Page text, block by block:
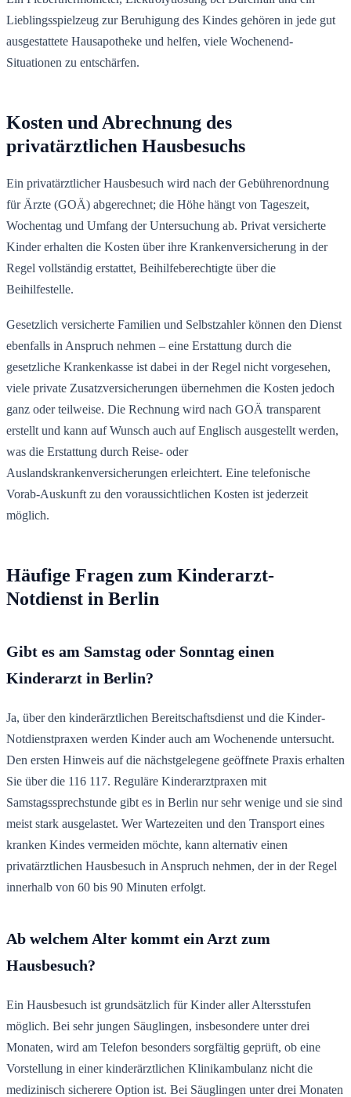
Lieblingsspielzeug zur Beruhigung des Kindes gehören in jede gut
ausgestattete Hausapotheke und helfen, viele Wochenend-
Situationen zu entschärfen.
Kosten und Abrechnung des
privatärztlichen Hausbesuchs
Ein privatärztlicher Hausbesuch wird nach der Gebührenordnung
für Ärzte (GOÄ) abgerechnet; die Höhe hängt von Tageszeit,
Wochentag und Umfang der Untersuchung ab. Privat versicherte
Kinder erhalten die Kosten über ihre Krankenversicherung in der
Regel vollständig erstattet, Beihilfeberechtigte über die
Beihilfestelle.
Gesetzlich versicherte Familien und Selbstzahler können den Dienst
ebenfalls in Anspruch nehmen – eine Erstattung durch die
gesetzliche Krankenkasse ist dabei in der Regel nicht vorgesehen,
viele private Zusatzversicherungen übernehmen die Kosten jedoch
ganz oder teilweise. Die Rechnung wird nach GOÄ transparent
erstellt und kann auf Wunsch auch auf Englisch ausgestellt werden,
was die Erstattung durch Reise- oder
Auslandskrankenversicherungen erleichtert. Eine telefonische
Vorab-Auskunft zu den voraussichtlichen Kosten ist jederzeit
möglich.
Häufige Fragen zum Kinderarzt-
Notdienst in Berlin
Gibt es am Samstag oder Sonntag einen
Kinderarzt in Berlin?
Ja, über den kinderärztlichen Bereitschaftsdienst und die Kinder-
Notdienstpraxen werden Kinder auch am Wochenende untersucht.
Den ersten Hinweis auf die nächstgelegene geöffnete Praxis erhalten
Sie über die 116 117. Reguläre Kinderarztpraxen mit
Samstagssprechstunde gibt es in Berlin nur sehr wenige und sie sind
meist stark ausgelastet. Wer Wartezeiten und den Transport eines
kranken Kindes vermeiden möchte, kann alternativ einen
privatärztlichen Hausbesuch in Anspruch nehmen, der in der Regel
innerhalb von 60 bis 90 Minuten erfolgt.
Ab welchem Alter kommt ein Arzt zum
Hausbesuch?
Ein Hausbesuch ist grundsätzlich für Kinder aller Altersstufen
möglich. Bei sehr jungen Säuglingen, insbesondere unter drei
Monaten, wird am Telefon besonders sorgfältig geprüft, ob eine
Vorstellung in einer kinderärztlichen Klinikambulanz nicht die
medizinisch sicherere Option ist. Bei Säuglingen unter drei Monaten